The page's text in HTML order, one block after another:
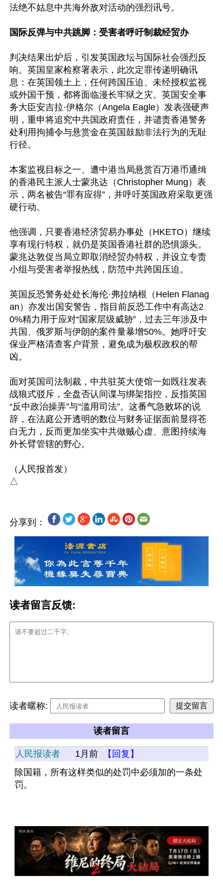
法绝不姑息中共海外敌对活动的强烈讯号。
国际反弹与中共跳脚：受害者呼吁制裁经贸办
判决结果出炉后，引发英国政坛与国际社会强烈反
响。英国皇家检察署表示，此次定罪传递明确讯
息：在英国领土上，任何跨国压迫、未经授权监视
或外国干预，都将面临漫长牢狱之灾。英国安全事
务大臣安吉拉·伊格尔（Angela Eagle）发表强硬声
明，重申将追究中共国政府责任，并谴责香港警务
处利用拘捕令与悬赏金在英国鼓励非法行为的无耻
行径。
本案监视目标之一、遭中港当局悬赏百万港币通缉
的香港民主派人士蒙兆达（Christopher Mung）表
示，两名被告“罪有应得”，并呼吁英国政府采取更强
硬行动。
他强调，只要香港经济贸易办事处（HKETO）继续
享有现行特权，就仍是英国香港社群的恐惧源头。
蒙兆达敦促当局立即取消经贸办特权，并设立专责
小组与受害者举报热线，防范中共跨国压迫。
英国反恐警务处处长海伦·弗拉纳根（Helen Flanag
an）亦发出国安警告，指目前反恐工作中有高达2
0%精力用于应对“国家层级威胁”，过去三年涉及中
共国、俄罗斯与伊朗的案件量暴增50%。她呼吁安
保业严格清查客户背景，避免成为极权政权的帮
凶。
面对英国司法制裁，中共驻英大使馆一如既往发表
战狼式驳斥，全盘否认间谍与绑架指控，反指英国
“反中政治操弄”与“滥用司法”。这番气急败坏的说
辞，在法庭公开透明的数位与财务证据面前显得苍
白无力，反而更加坐实中共做贼心虚、意图持续海
外长臂管辖的野心。
（人民报首发）
分享到：
读者留言反馈:
读者暱称:
读者留言
人民报读者 1月前
【回复】
除国籍，所有这样类似的处罚中必须加的一条处
罚。